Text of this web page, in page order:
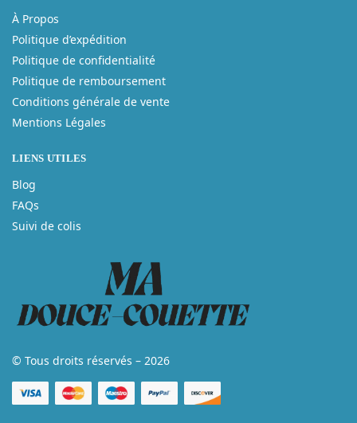
À Propos
Politique d’expédition
Politique de confidentialité
Politique de remboursement
Conditions générale de vente
Mentions Légales
LIENS UTILES
Blog
FAQs
Suivi de colis
© Tous droits réservés – 2026